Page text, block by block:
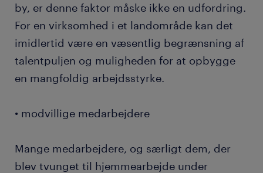
by, er denne faktor måske ikke en udfordring.
For en virksomhed i et landområde kan det
imidlertid være en væsentlig begrænsning af
talentpuljen og muligheden for at opbygge
en mangfoldig arbejdsstyrke.
• modvillige medarbejdere
Mange medarbejdere, og særligt dem, der
blev tvunget til hjemmearbejde under